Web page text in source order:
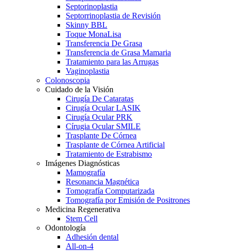
Septorinoplastia
Septorrinoplastia de Revisión
Skinny BBL
Toque MonaLisa
Transferencia De Grasa
Transferencia de Grasa Mamaria
Tratamiento para las Arrugas
Vaginoplastia
Colonoscopia
Cuidado de la Visión
Cirugía De Cataratas
Cirugía Ocular LASIK
Cirugía Ocular PRK
Círugia Ocular SMILE
Trasplante De Córnea
Trasplante de Córnea Artificial
Tratamiento de Estrabismo
Imágenes Diagnósticas
Mamografía
Resonancia Magnética
Tomografía Computarizada
Tomografía por Emisión de Positrones
Medicina Regenerativa
Stem Cell
Odontología
Adhesión dental
All-on-4